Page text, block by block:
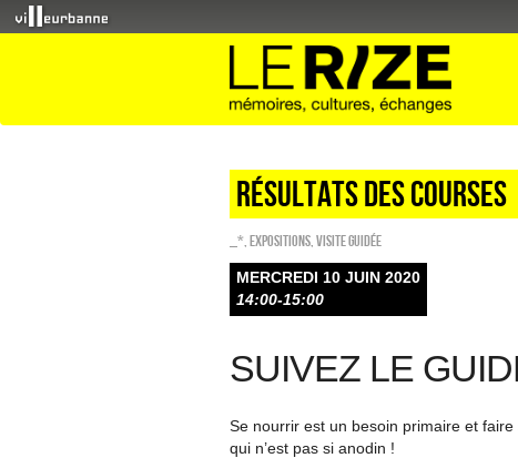
Résultats des
_* EXPOSITIONS Visite guidée
MERCREDI 10 JUIN 2020
14:00-15:00
SUIVEZ LE
Se nourrir est un besoin primaire et
qui n’est pas si anodin !